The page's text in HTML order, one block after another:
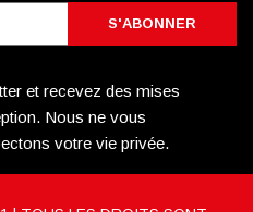
S'ABONNER
et recevez des mises
Nous ne vous
votre vie privée.